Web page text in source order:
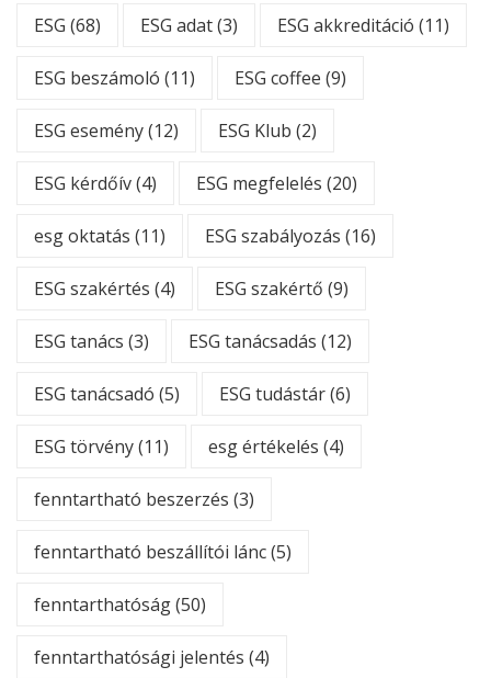
ESG (68) ESG adat(3) ESG akkreditáció (11)
ESG beszámoló (11) ESG coffee (9)
ESG esemény(12) ESG Klub (2)
ESG kérdőív(4) ESG megfelelés (20)
esg oktatás (11) ESG szabályozás (16)
ESG szakértés (4) ESG szakértő (9)
ESG tanács (3) ESG tanácsadás (12)
ESG tanácsadó (5) ESG tudástár(6)
ESG törvény(11) esg értékelés (4)
fenntartható beszerzés (3)
fenntartható beszállítói lánc(5)
fenntarthatóság(50)
fenntarthatósági jelentés (4)